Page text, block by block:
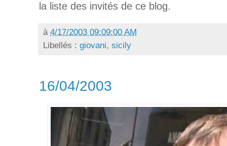
la liste des invités de ce blog.
à 4/17/2003 09:09:00 AM
Libellés : giovani, sicily
16/04/2003